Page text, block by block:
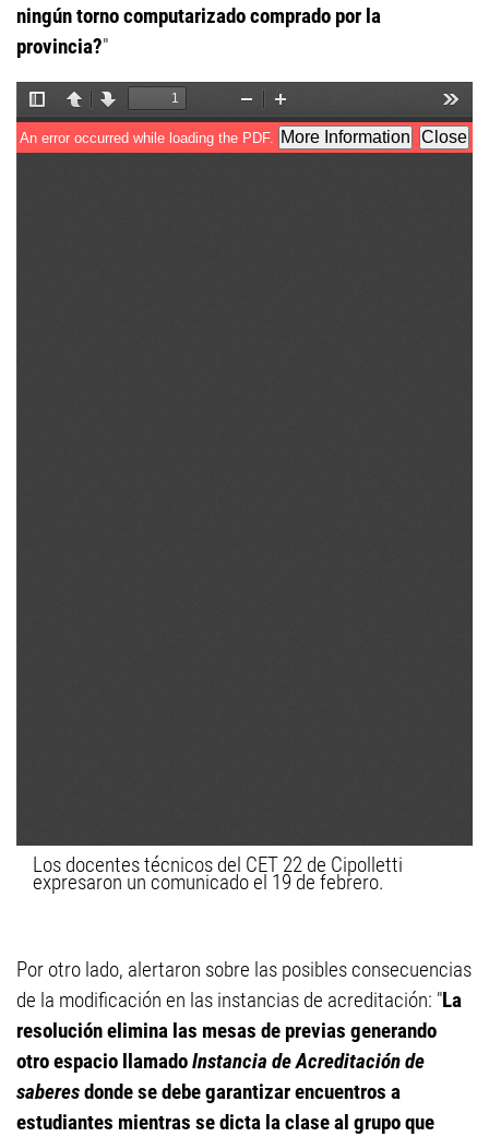
ningún torno computarizado comprado por la
provincia?"
Los docentes técnicos del CET 22 de Cipolletti
expresaron un comunicado el 19 de febrero.
Por otro lado, alertaron sobre las posibles consecuencias
de la modificación en las instancias de acreditación: "La
resolución elimina las mesas de previas generando
otro espacio llamadoInstancia de Acreditación de
saberesdonde se debe garantizar encuentros a
estudiantes mientras se dicta la clase al grupo que